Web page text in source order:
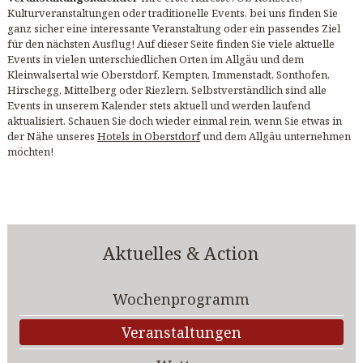
Kulturveranstaltungen oder traditionelle Events, bei uns finden Sie
ganz sicher eine interessante Veranstaltung oder ein passendes Ziel
für den nächsten Ausflug! Auf dieser Seite finden Sie viele aktuelle
Events in vielen unterschiedlichen Orten im Allgäu und dem
Kleinwalsertal wie Oberstdorf, Kempten, Immenstadt, Sonthofen,
Hirschegg, Mittelberg oder Riezlern. Selbstverständlich sind alle
Events in unserem Kalender stets aktuell und werden laufend
aktualisiert. Schauen Sie doch wieder einmal rein, wenn Sie etwas in
der Nähe unseres Hotels in Oberstdorfund dem Allgäu unternehmen
möchten!
Aktuelles & Action
Wochenprogramm
Veranstaltungen